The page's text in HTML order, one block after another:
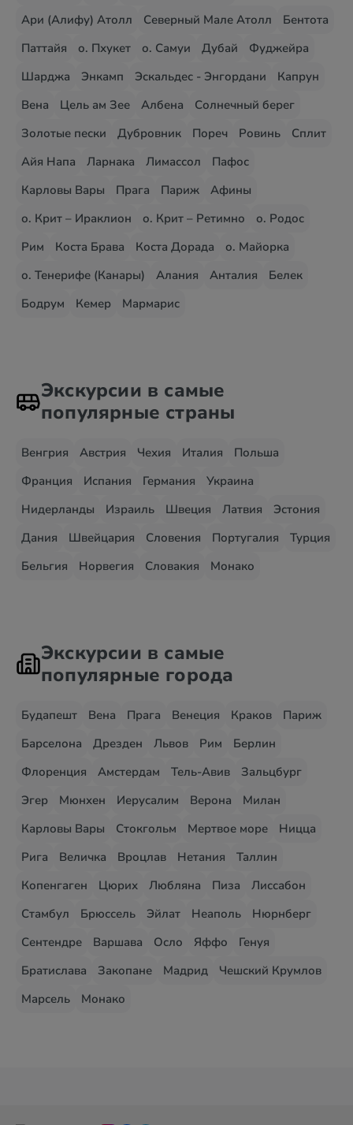
Ари (Алифу) Атолл
Северный Мале Атолл
Бентота
Паттайя
о. Пхукет о. Самуи Дубай
Фуджейра
Шарджа
Энкамп Эскальдес - Энгордани
Капрун
Вена
Цель ам Зее Албена
Солнечный берег
Золотые пески
Дубровник Пореч Ровинь
Сплит
Айя Напа
Ларнака Лимассол
Пафос
Карловы Вары
Прага Париж
Афины
о. Крит – Ираклион
о. Крит – Ретимно
о. Родос
Рим
Коста Брава Коста Дорада
о. Майорка
о. Тенерифе (Канары)
Алания Анталия
Белек
Бодрум
Кемер Мармарис
Экскурсии в самые
популярные страны
Венгрия Австрия Чехия Италия
Польша
Франция
Испания Германия
Украина
Нидерланды
Израиль Швеция Латвия
Эстония
Дания
Швейцария Словения Португалия
Турция
Бельгия
Норвегия Словакия Монако
Экскурсии в самые
популярные города
Будапешт Вена Прага Венеция Краков
Париж
Барселона
Дрезден Львов Рим
Берлин
Флоренция
Амстердам Тель-Авив
Зальцбург
Эгер
Мюнхен Иерусалим Верона
Милан
Карловы Вары
Стокгольм Мертвое море
Ницца
Рига
Величка Вроцлав Нетания
Таллин
Копенгаген
Цюрих Любляна Пиза
Лиссабон
Стамбул
Брюссель Эйлат Неаполь
Нюрнберг
Сентендре
Варшава Осло Яффо
Генуя
Братислава
Закопане Мадрид
Чешский Крумлов
Марсель
Монако